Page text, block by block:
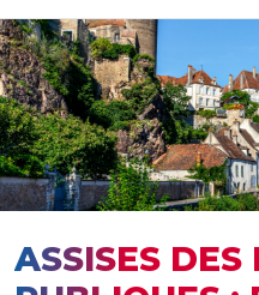
ASSISES DES